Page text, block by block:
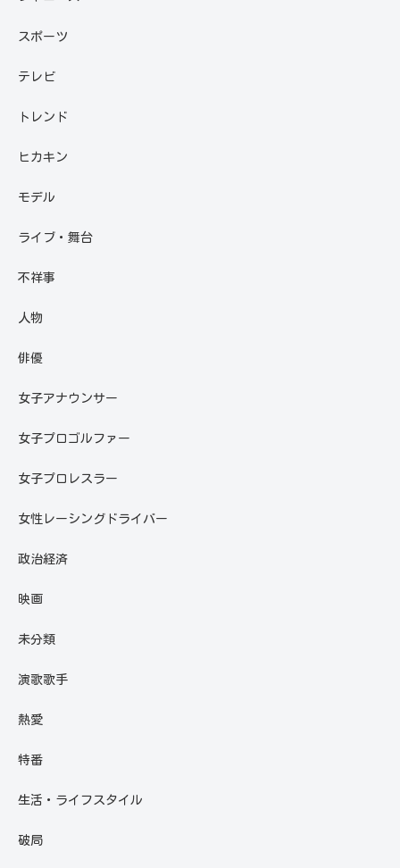
スポーツ
テレビ
トレンド
ヒカキン
モデル
ライブ・舞台
不祥事
人物
俳優
女子アナウンサー
女子プロゴルファー
女子プロレスラー
女性レーシングドライバー
政治経済
映画
未分類
演歌歌手
熱愛
特番
生活・ライフスタイル
破局